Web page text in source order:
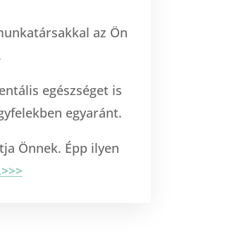
az Ön
egészséget is
egyaránt.
Önnek. Épp ilyen